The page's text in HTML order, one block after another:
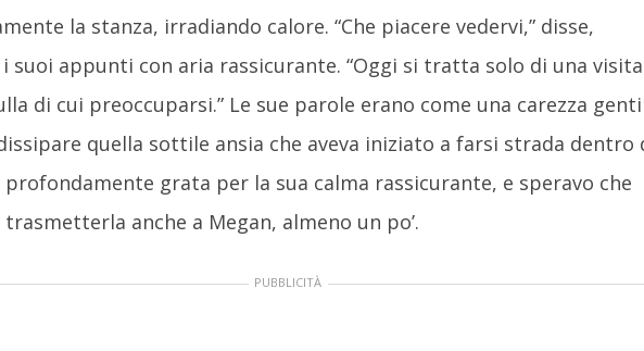
la stanza, irradiando calore. “Che piacere vedervi,” disse,
suoi appunti con aria rassicurante. “Oggi si tratta solo di una
di cui preoccuparsi.” Le sue parole erano come una carezza
quella sottile ansia che aveva iniziato a farsi strada dentro
profondamente grata per la sua calma rassicurante, e speravo che
trasmetterla anche a Megan, almeno un po’.
PUBBLICITÀ